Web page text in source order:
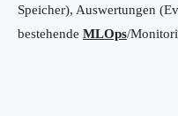
Speicher), Auswertungen
bestehende MLOps/